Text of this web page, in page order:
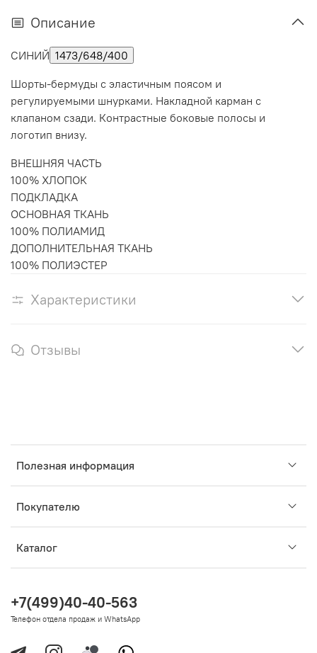
Описание
СИНИЙ 1473/648/400
Шорты-бермуды с эластичным поясом и
регулируемыми шнурками. Накладной карман с
клапаном сзади. Контрастные боковые полосы и
логотип внизу.
ВНЕШНЯЯ ЧАСТЬ
100% ХЛОПОК
ПОДКЛАДКА
ОСНОВНАЯ ТКАНЬ
100% ПОЛИАМИД
ДОПОЛНИТЕЛЬНАЯ ТКАНЬ
100% ПОЛИЭСТЕР
Характеристики
Отзывы
Полезная информация
Покупателю
Каталог
+7(499)40-40-563
Телефон отдела продаж и WhatsApp